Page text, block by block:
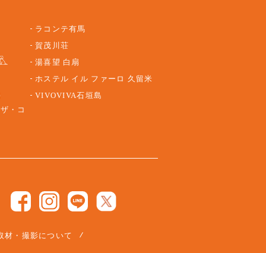
・コ
ラコンテ有馬
賀茂川荘
湯喜望 白扇
ホステル イル ファーロ 久留米
VIVOVIVA石垣島
材・撮影について